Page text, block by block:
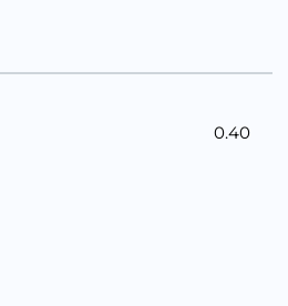
0.40